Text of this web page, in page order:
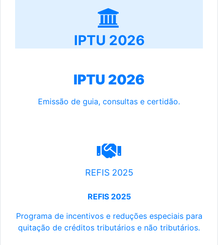
IPTU 2026
IPTU 2026
Emissão de guia, consultas e certidão.
REFIS 2025
REFIS 2025
Programa de incentivos e reduções especiais para
quitação de créditos tributários e não tributários.